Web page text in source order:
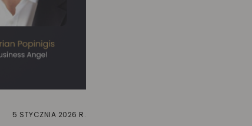
5 STYCZNIA 2026 R.